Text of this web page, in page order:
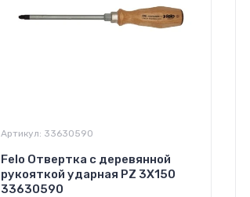
Артикул: 33630590
Felo Отвертка с деревянной
рукояткой ударная PZ 3Х150
33630590